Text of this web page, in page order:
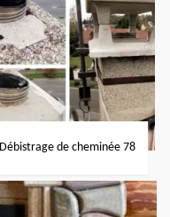
Débistrage de cheminée 78